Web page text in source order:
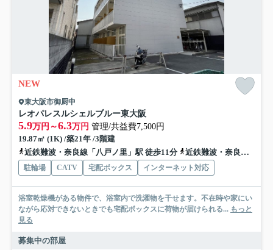
NEW
東大阪市御厨中
レオパレスルシェルブルー東大阪
5.9万円～6.3万円 管理/共益費7,500円
19.87㎡ (1K) /築21年 /3階建
近鉄難波・奈良線「八戸ノ里」駅 徒歩11分
近鉄難波・奈良線「河内小阪」駅 徒歩16分
駐輪場 CATV 宅配ボックス インターネット対応
浴室乾燥機がある物件で、浴室内で洗濯物を干せます。不在時や家にい
ながら応対できないときでも宅配ボックスに荷物が届けられる... もっと
見る
募集中の部屋